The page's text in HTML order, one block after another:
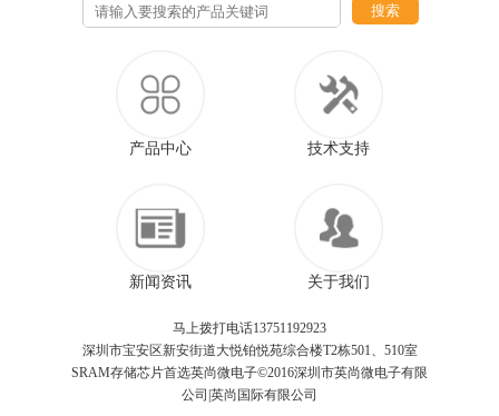
搜索
产品中心 技术支持
新闻资讯 关于我们
马上拨打电话13751192923
深圳市宝安区新安街道大悦铂悦苑综合楼T2栋501、510室
SRAM存储芯片首选英尚微电子©2016深圳市英尚微电子有限
公司|英尚国际有限公司